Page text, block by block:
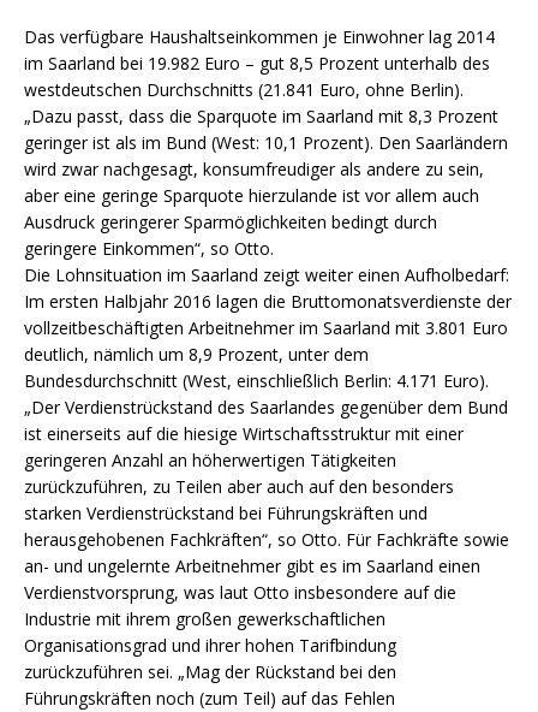
Das verfügbare Haushaltseinkommen je Einwohner lag 2014
im Saarland bei 19.982 Euro – gut 8,5 Prozent unterhalb des
westdeutschen Durchschnitts (21.841 Euro, ohne Berlin).
„Dazu passt, dass die Sparquote im Saarland mit 8,3 Prozent
geringer ist als im Bund (West: 10,1 Prozent). Den Saarländern
wird zwar nachgesagt, konsumfreudiger als andere zu sein,
aber eine geringe Sparquote hierzulande ist vor allem auch
Ausdruck geringerer Sparmöglichkeiten bedingt durch
geringere Einkommen“, so Otto.
Die Lohnsituation im Saarland zeigt weiter einen Aufholbedarf:
Im ersten Halbjahr 2016 lagen die Bruttomonatsverdienste der
vollzeitbeschäftigten Arbeitnehmer im Saarland mit 3.801 Euro
deutlich, nämlich um 8,9 Prozent, unter dem
Bundesdurchschnitt (West, einschließlich Berlin: 4.171 Euro).
„Der Verdienstrückstand des Saarlandes gegenüber dem Bund
ist einerseits auf die hiesige Wirtschaftsstruktur mit einer
geringeren Anzahl an höherwertigen Tätigkeiten
zurückzuführen, zu Teilen aber auch auf den besonders
starken Verdienstrückstand bei Führungskräften und
herausgehobenen Fachkräften“, so Otto. Für Fachkräfte sowie
an- und ungelernte Arbeitnehmer gibt es im Saarland einen
Verdienstvorsprung, was laut Otto insbesondere auf die
Industrie mit ihrem großen gewerkschaftlichen
Organisationsgrad und ihrer hohen Tarifbindung
zurückzuführen sei. „Mag der Rückstand bei den
Führungskräften noch (zum Teil) auf das Fehlen